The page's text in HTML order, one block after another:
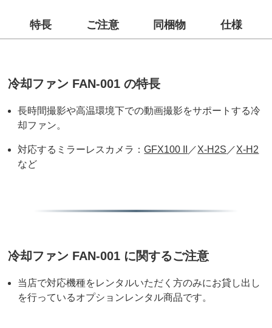
特長 ご注意 同梱物 仕様
冷却ファン FAN-001 の特長
長時間撮影や高温環境下での動画撮影をサポートする冷
却ファン。
対応するミラーレスカメラ：GFX100 II ／X-H2S ／X-H2
など
冷却ファン FAN-001 に関するご注意
当店で対応機種をレンタルいただく方のみにお貸し出し
を行っているオプションレンタル商品です。